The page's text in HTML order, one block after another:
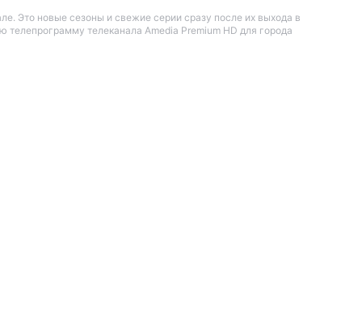
Это новые сезоны и свежие серии сразу после их выхода в
телеканала Amedia Premium HD для города